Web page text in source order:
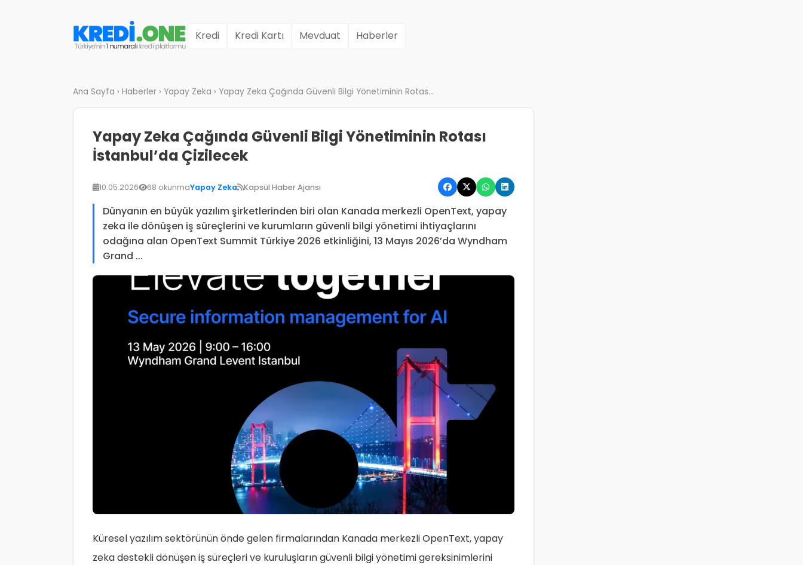
Kredi Kredi Kartı Mevduat Haberler
Ana Sayfa › Haberler › Yapay Zeka › Yapay Zeka Çağında Güvenli Bilgi Yönetiminin Rotas...
Yapay Zeka Çağında Güvenli Bilgi Yönetiminin Rotası
İstanbul’da Çizilecek
10.05.2026 68 okunmaYapay Zeka Kapsül Haber Ajansı
Dünyanın en büyük yazılım şirketlerinden biri olan Kanada merkezli OpenText, yapay
zeka ile dönüşen iş süreçlerini ve kurumların güvenli bilgi yönetimi ihtiyaçlarını
odağına alan OpenText Summit Türkiye 2026 etkinliğini, 13 Mayıs 2026’da Wyndham
Grand ...
Küresel yazılım sektörünün önde gelen firmalarından Kanada merkezli OpenText, yapay
zeka destekli dönüşen iş süreçleri ve kuruluşların güvenli bilgi yönetimi gereksinimlerini